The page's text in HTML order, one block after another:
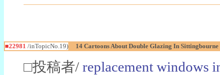
■22981 /inTopicNo.19) 14 Cartoons About Double Glazing In
□投稿者/ replacement windows